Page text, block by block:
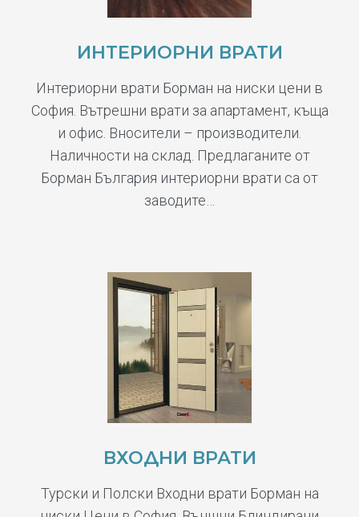
ИНТЕРИОРНИ ВРАТИ
Интериорни врати Борман на ниски цени в
София. Вътрешни врати за апартамент, къща
и офис. Вносители – производители.
Наличности на склад. Предлаганите от
Борман България интериорни врати са от
заводите…
ВХОДНИ ВРАТИ
Турски и Полски Входни врати Борман на